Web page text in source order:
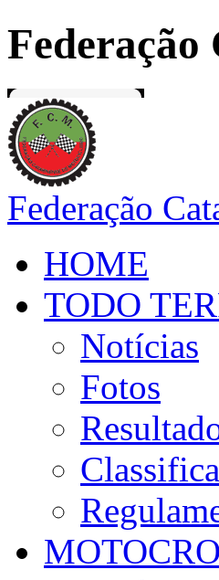
Federação
Federação
HOME
TODO
Notícias
Fotos